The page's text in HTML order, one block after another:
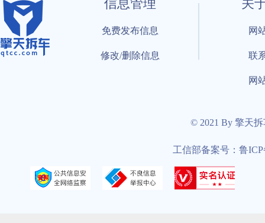
信息管理
免费发布信息
修改/删除信息
关
网
联
网
© 2021 By 擎天
工信部备案号：鲁